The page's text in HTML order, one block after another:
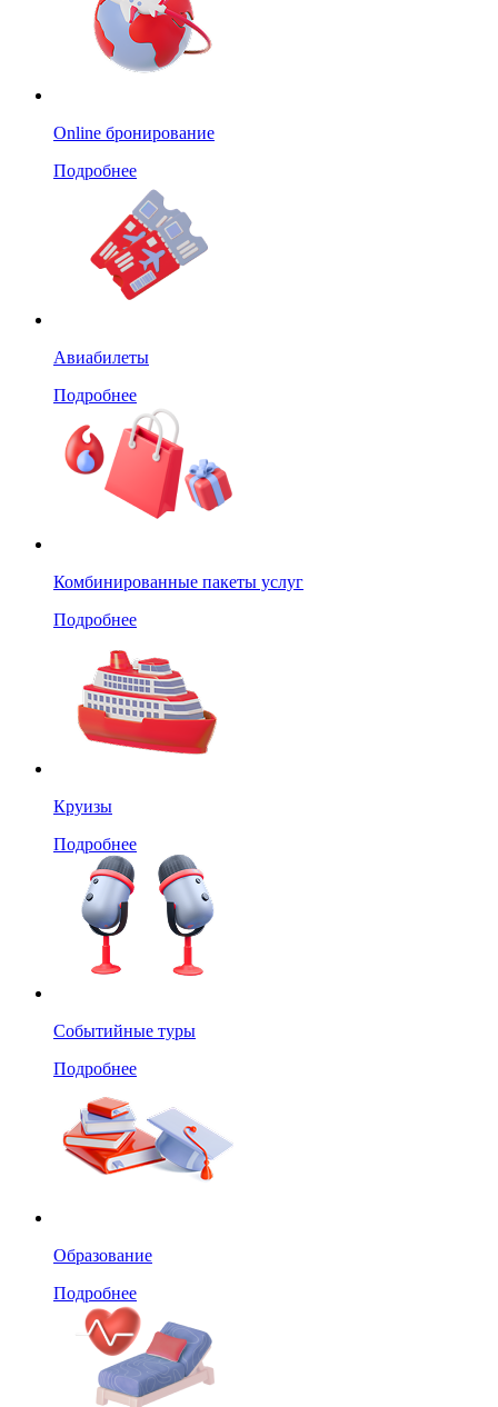
Online бронирование
Подробнее
Авиабилеты
Подробнее
Комбинированные пакеты услуг
Подробнее
Круизы
Подробнее
Событийные туры
Подробнее
Образование
Подробнее